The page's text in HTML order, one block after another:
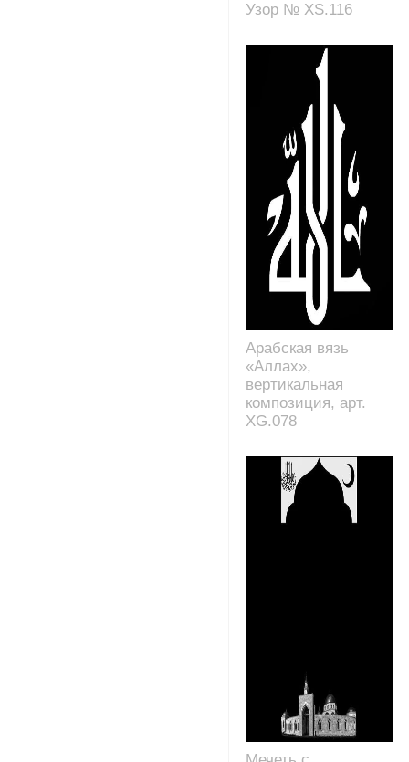
Узор № XS.116
Арабская вязь
«Аллах»,
вертикальная
композиция, арт.
XG.078